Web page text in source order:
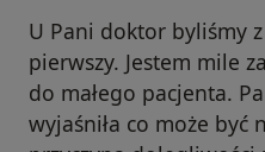
U Pani doktor byliśmy
pierwszy. Jestem mile
do małego pacjenta.
wyjaśniła co może